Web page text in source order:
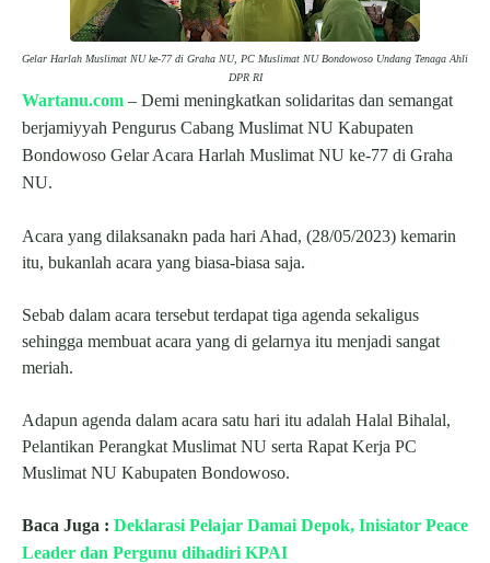
Gelar Harlah Muslimat NU ke-77 di Graha NU, PC Muslimat NU Bondowoso Undang Tenaga Ahli
DPR RI
Wartanu.com – Demi meningkatkan solidaritas dan semangat
berjamiyyah Pengurus Cabang Muslimat NU Kabupaten
Bondowoso Gelar Acara Harlah Muslimat NU ke-77 di Graha
NU.
Acara yang dilaksanakn pada hari Ahad, (28/05/2023) kemarin
itu, bukanlah acara yang biasa-biasa saja.
Sebab dalam acara tersebut terdapat tiga agenda sekaligus
sehingga membuat acara yang di gelarnya itu menjadi sangat
meriah.
Adapun agenda dalam acara satu hari itu adalah Halal Bihalal,
Pelantikan Perangkat Muslimat NU serta Rapat Kerja PC
Muslimat NU Kabupaten Bondowoso.
Baca Juga : Deklarasi Pelajar Damai Depok, Inisiator Peace
Leader dan Pergunu dihadiri KPAI